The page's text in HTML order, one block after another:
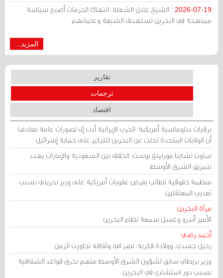
2026-07-19
الشيخ عادل الشعلة: انتهاك الحرمات أصبح سياسة
ممنهجة في البحرين تستهدف الشيعة وعلماءهم
المزيد...
تقارير
ترجمات
اقتصاد
برقيات دبلوماسية أمريكية: الحرب الإيرانية أدت إلى تصورات عامة مفادها
أن الولايات المتحدة تخلت عن البحرين للتركيز على حماية إسرائيل
ساوث تشاينا مورنينغ بوست: الخلاف بين السعودية والإمارات يهدد
بتمزيق الشرق الأوسط
منظمة حقوقية تطالب بفرض عقوبات أمريكية على وزير بحريني بسبب
تعذيب المعتقلين
مرآة البحرين
الأمير أندرو وغسل سمعة نظام البحرين
أحمد رضي
رحيل جسدي، وولادة فكرية: نصر الله وثقافة تجاوزت الزمن
وزير بريطاني سابق لشؤون الشرق الأوسط متهم بخرق قواعد الشفافية
بسبب دور استشاري في البحرين